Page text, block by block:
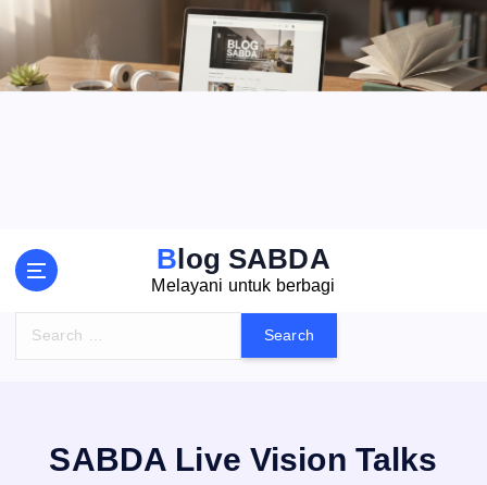
k
p
Blog SABDA
Melayani untuk berbagi
SABDA Live Vision Talks